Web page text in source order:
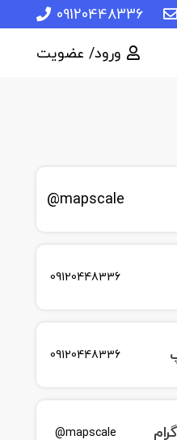
09120448336
ورود/ عضویت
mapscale@
09120448336
09120448336
mapscale@